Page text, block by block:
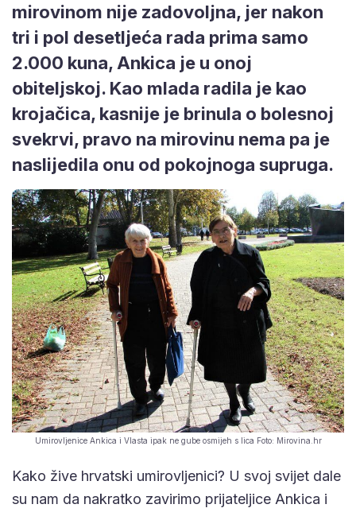
mirovinom nije zadovoljna, jer nakon
tri i pol desetljeća rada prima samo
2.000 kuna, Ankica je u onoj
obiteljskoj. Kao mlada radila je kao
krojačica, kasnije je brinula o bolesnoj
svekrvi, pravo na mirovinu nema pa je
naslijedila onu od pokojnoga supruga.
Umirovljenice Ankica i Vlasta ipak ne gube osmijeh s lica Foto: Mirovina.hr
Kako žive hrvatski umirovljenici? U svoj svijet dale
su nam da nakratko zavirimo prijateljice Ankica i